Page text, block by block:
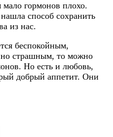
гормонов плохо.
способ сохранить
из нас.
беспокойным,
страшным, то можно
Но есть и любовь,
добрый аппетит. Они